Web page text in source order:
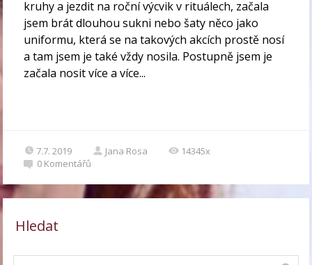
kruhy a jezdit na roční výcvik v rituálech, začala
jsem brát dlouhou sukni nebo šaty něco jako
uniformu, která se na takových akcích prostě nosí
a tam jsem je také vždy nosila. Postupně jsem je
začala nosit více a více...
7.7. 2019 Jana Rosa
14345x
0 Komentářů
Hledat